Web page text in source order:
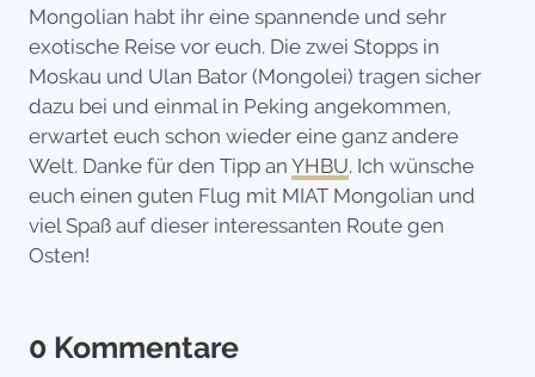
Mongolian habt ihr eine spannende und sehr
exotische Reise vor euch. Die zwei Stopps in
Moskau und Ulan Bator (Mongolei) tragen sicher
dazu bei und einmal in Peking angekommen,
erwartet euch schon wieder eine ganz andere
Welt. Danke für den Tipp an YHBU. Ich wünsche
euch einen guten Flug mit MIAT Mongolian und
viel Spaß auf dieser interessanten Route gen
Osten!
0 Kommentare